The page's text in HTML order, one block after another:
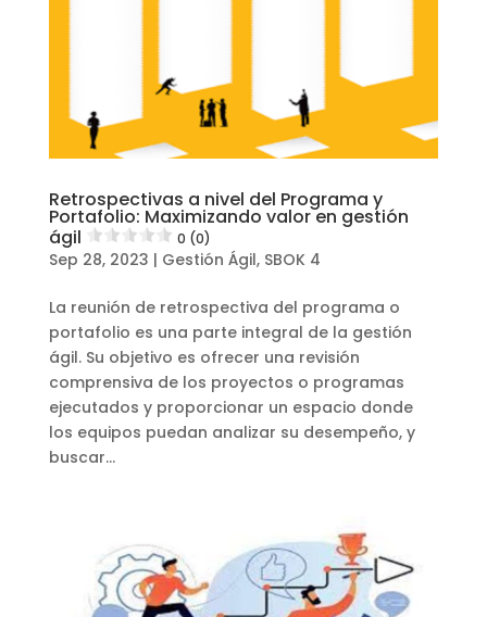
Retrospectivas a nivel del Programa y
Portafolio: Maximizando valor en gestión
ágil
0 (0)
Sep 28, 2023 | Gestión Ágil, SBOK 4
La reunión de retrospectiva del programa o
portafolio es una parte integral de la gestión
ágil. Su objetivo es ofrecer una revisión
comprensiva de los proyectos o programas
ejecutados y proporcionar un espacio donde
los equipos puedan analizar su desempeño, y
buscar...